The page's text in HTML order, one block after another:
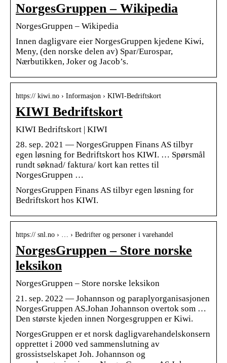
NorgesGruppen – Wikipedia
NorgesGruppen – Wikipedia
Innen dagligvare eier NorgesGruppen kjedene Kiwi,
Meny, (den norske delen av) Spar/Eurospar,
Nærbutikken, Joker og Jacob’s.
https:// kiwi.no › Informasjon › KIWI-Bedriftskort
KIWI Bedriftskort
KIWI Bedriftskort | KIWI
28. sep. 2021 — NorgesGruppen Finans AS tilbyr
egen løsning for Bedriftskort hos KIWI. … Spørsmål
rundt søknad/ faktura/ kort kan rettes til
NorgesGruppen …
NorgesGruppen Finans AS tilbyr egen løsning for
Bedriftskort hos KIWI.
https:// snl.no › … › Bedrifter og personer i varehandel
NorgesGruppen – Store norske
leksikon
NorgesGruppen – Store norske leksikon
21. sep. 2022 — Johannson og paraplyorganisasjonen
NorgesGruppen AS.Johan Johannson overtok som …
Den største kjeden innen Norgesgruppen er Kiwi.
NorgesGruppen er et norsk dagligvarehandelskonsern
opprettet i 2000 ved sammenslutning av
grossistselskapet Joh. Johannson og